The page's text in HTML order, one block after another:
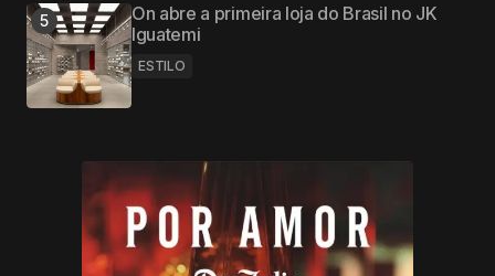
On abre a primeira loja do Brasil no JK
Iguatemi
ESTILO